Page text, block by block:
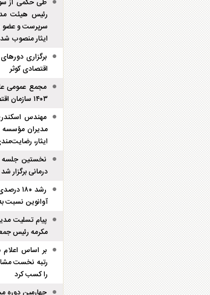
طی حکمی از
رئیس هیئت
سرپرست و عضو
ایثار منصوب شد
برگزاری
اقتصادی کوثر
مجمع عمومی
۱۴۰۳ سازمان اقتصادی کوثر با اخذ نظر مقبول برگزار شد.
مهندس
مدیران مؤسسه
ایثار،
نخستین جلسه
درمانی برگزار شد
رشد
آوانوین نسبت
پیام تسلیت
مکرمه رئیس
بر اساس اعلام
رتبه نخست
را کسب کرد
چهارمین دوره